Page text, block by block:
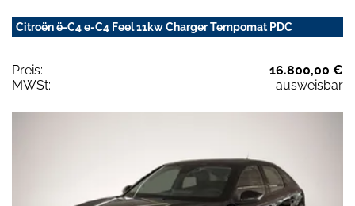
Citroën ë-C4 e-C4 Feel 11kw Charger Tempomat PDC
Preis:
16.800,00 €
MWSt:
ausweisbar